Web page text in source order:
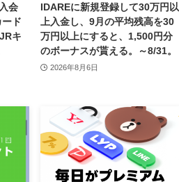
会
ド
キ
IDAREに新規登録して30万円以
上入金し、9月の平均残高を30
万円以上にすると、1,500円分
のボーナスが貰える。～8/31。
2026年8月6日